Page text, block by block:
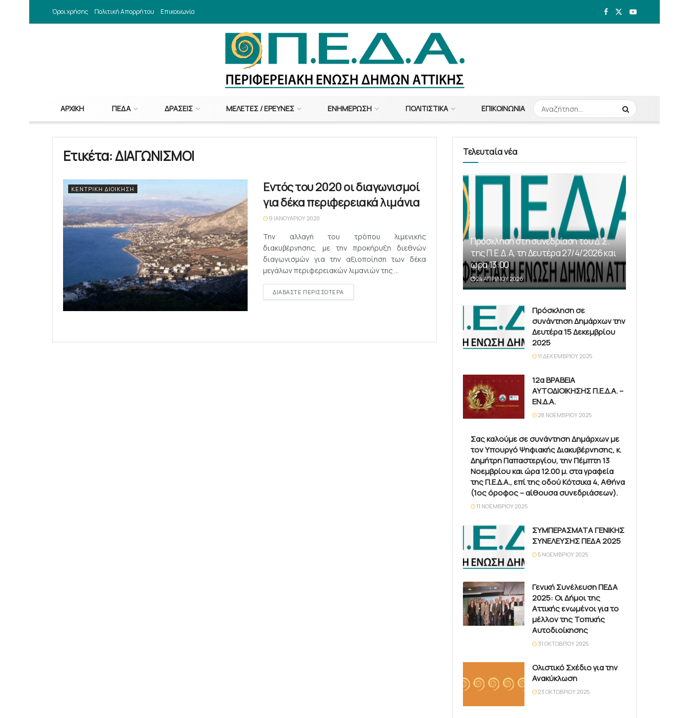
Όροι χρήσης Πολιτική Απορρήτου Επικοινωνία
ΑΡΧΙΚΉ ΠΕΔΑ ΔΡΆΣΕΙΣ ΜΕΛΈΤΕΣ / ΈΡΕΥΝΕΣ ΕΝΗΜΈΡΩΣΗ ΠΟΛΙΤΙΣΤΙΚΆ ΕΠΙΚΟΙΝΩΝΊΑ
Ετικέτα:ΔΙΑΓΩΝΙΣΜΟΙ
ΚΕΝΤΡΙΚΉ ΔΙΟΊΚΗΣΗ
Εντός του 2020 οι διαγωνισμοί
για δέκα περιφερειακά λιμάνια
9 ΙΑΝΟΥΑΡΊΟΥ 2020
Την αλλαγή του τρόπου λιμενικής
διακυβέρνησης, με την προκήρυξη διεθνών
διαγωνισμών για την αξιοποίηση των δέκα
μεγάλων περιφερειακών λιμανιών της ...
ΔΙΑΒΆΣΤΕ ΠΕΡΙΣΣΌΤΕΡΑ
Τελευταία νέα
Πρόσκληση στη συνεδρίαση του Δ.Σ.
της Π.Ε.Δ.Α, τη Δευτέρα 27/4/2026 και
ώρα 13:00
24 ΑΠΡΙΛΊΟΥ 2026
Πρόσκληση σε
συνάντηση Δημάρχων την
Δευτέρα 15 Δεκεμβρίου
2025
11 ΔΕΚΕΜΒΡΊΟΥ 2025
12α ΒΡΑΒΕΙΑ
ΑΥΤΟΔΙΟΙΚΗΣΗΣ Π.Ε.Δ.Α. –
ΕΝ.Δ.Α.
28 ΝΟΕΜΒΡΊΟΥ 2025
Σας καλούμε σε συνάντηση Δημάρχων με
τον Υπουργό Ψηφιακής Διακυβέρνησης, κ.
Δημήτρη Παπαστεργίου, την Πέμπτη 13
Νοεμβρίου και ώρα 12.00 μ. στα γραφεία
της Π.Ε.Δ.Α., επί της οδού Κότσικα 4, Αθήνα
(1ος όροφος – αίθουσα συνεδριάσεων).
11 ΝΟΕΜΒΡΊΟΥ 2025
ΣΥΜΠΕΡΑΣΜΑΤΑ ΓΕΝΙΚΗΣ
ΣΥΝΕΛΕΥΣΗΣ ΠΕΔΑ 2025
5 ΝΟΕΜΒΡΊΟΥ 2025
Γενική Συνέλευση ΠΕΔΑ
2025: Οι Δήμοι της
Αττικής ενωμένοι για το
μέλλον της Τοπικής
Αυτοδιοίκησης
31 ΟΚΤΩΒΡΊΟΥ 2025
Ολιστικό Σχέδιο για την
Ανακύκλωση
23 ΟΚΤΩΒΡΊΟΥ 2025